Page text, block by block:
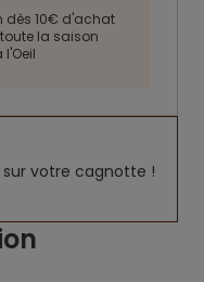
dès 10€ d'achat
la saison
votre cagnotte !